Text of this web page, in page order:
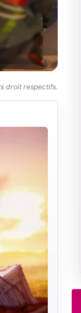
droit respectifs.